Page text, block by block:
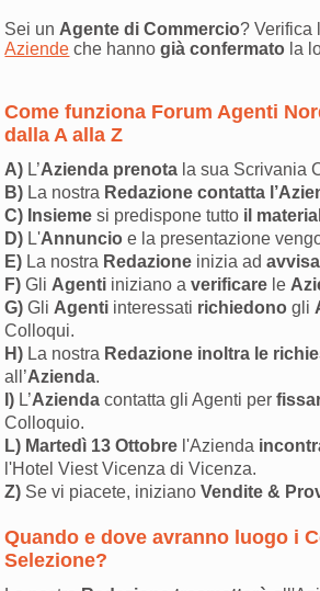
Sei un Agente di Commercio? Verifica
Aziende che hannogià confermato la
Come funziona Forum Agenti
dalla A alla Z
A) L’Azienda prenota la sua Scrivania
B) La nostra Redazione contatta
C) Insieme si predispone tutto il
D) L'Annuncio e la presentazione
E) La nostra Redazione inizia ad
F) Gli Agenti iniziano averificare le
G) Gli Agenti interessati richiedono gli
Colloqui.
H) La nostra Redazione inoltra le
all’Azienda.
I) L’Azienda contatta gli Agenti per
Colloquio.
L) Martedì 13 Ottobre l'Azienda
l'Hotel Viest Vicenza di Vicenza.
Z) Se vi piacete, inizianoVendite &
Quando e dove avranno luogo i
Selezione?